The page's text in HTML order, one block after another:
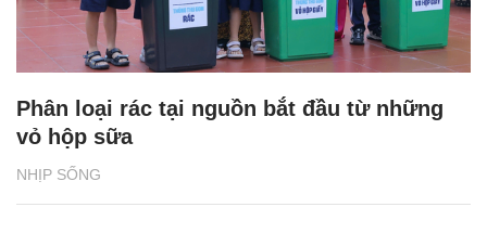
NHỊP SỐNG
Phân loại rác tại nguồn bắt đầu từ những
vỏ hộp sữa